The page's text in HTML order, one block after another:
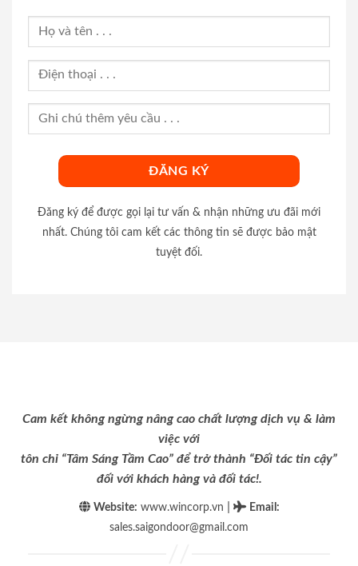
Đăng ký để được gọi lại tư vấn & nhận những ưu đãi mới
nhất. Chúng tôi cam kết các thông tin sẽ được bảo mật
tuyệt đối.
Cam kết không ngừng nâng cao chất lượng dịch vụ & làm
việc với
tôn chỉ “Tâm Sáng Tầm Cao” để trở thành “Đối tác tin cậy”
đối với khách hàng và đối tác!.
Website: www.wincorp.vn Email :
sales.saigondoor@gmail.com